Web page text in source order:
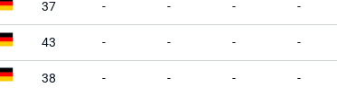
37 - - - -
43 - - - -
38 - - - -